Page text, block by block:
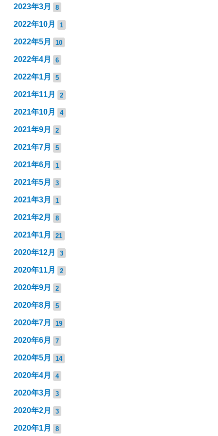
2023年3月 8
2022年10月 1
2022年5月 10
2022年4月 6
2022年1月 5
2021年11月 2
2021年10月 4
2021年9月 2
2021年7月 5
2021年6月 1
2021年5月 3
2021年3月 1
2021年2月 8
2021年1月 21
2020年12月 3
2020年11月 2
2020年9月 2
2020年8月 5
2020年7月 19
2020年6月 7
2020年5月 14
2020年4月 4
2020年3月 3
2020年2月 3
2020年1月 8